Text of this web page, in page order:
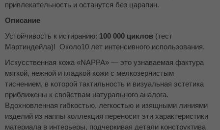
привлекательность и останутся без царапин.
Описание
Устойчивость к истиранию: 100 000 циклов (тест
Мартиндейла)! Около10 лет интенсивного использования.
Искусственная кожа «NAPPA» — это узнаваемая фактура
мягкой, нежной и гладкой кожи с мелкозернистым
тиснением, в которой тактильность и визуальная эстетика
приближены к свойствам натурального аналога.
Вдохновленная гибкостью, легкостью и изящными линиями
изделий из наппы коллекция переносит эти характеристики
материала в интерьеры, подчеркивая детали конструктива